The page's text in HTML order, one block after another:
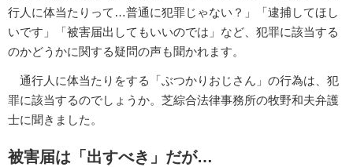
行人に体当たりって…普通に犯罪じゃない？」「逮捕してほし
いです」「被害届出してもいいのでは」など、犯罪に該当する
のかどうかに関する疑問の声も聞かれます。
通行人に体当たりをする「ぶつかりおじさん」の行為は、犯
罪に該当するのでしょうか。芝綜合法律事務所の牧野和夫弁護
士に聞きました。
被害届は「出すべき」だが…